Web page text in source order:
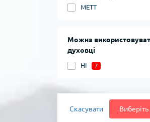
МЕТТ
Можна
духовці
НІ 7
Скасувати